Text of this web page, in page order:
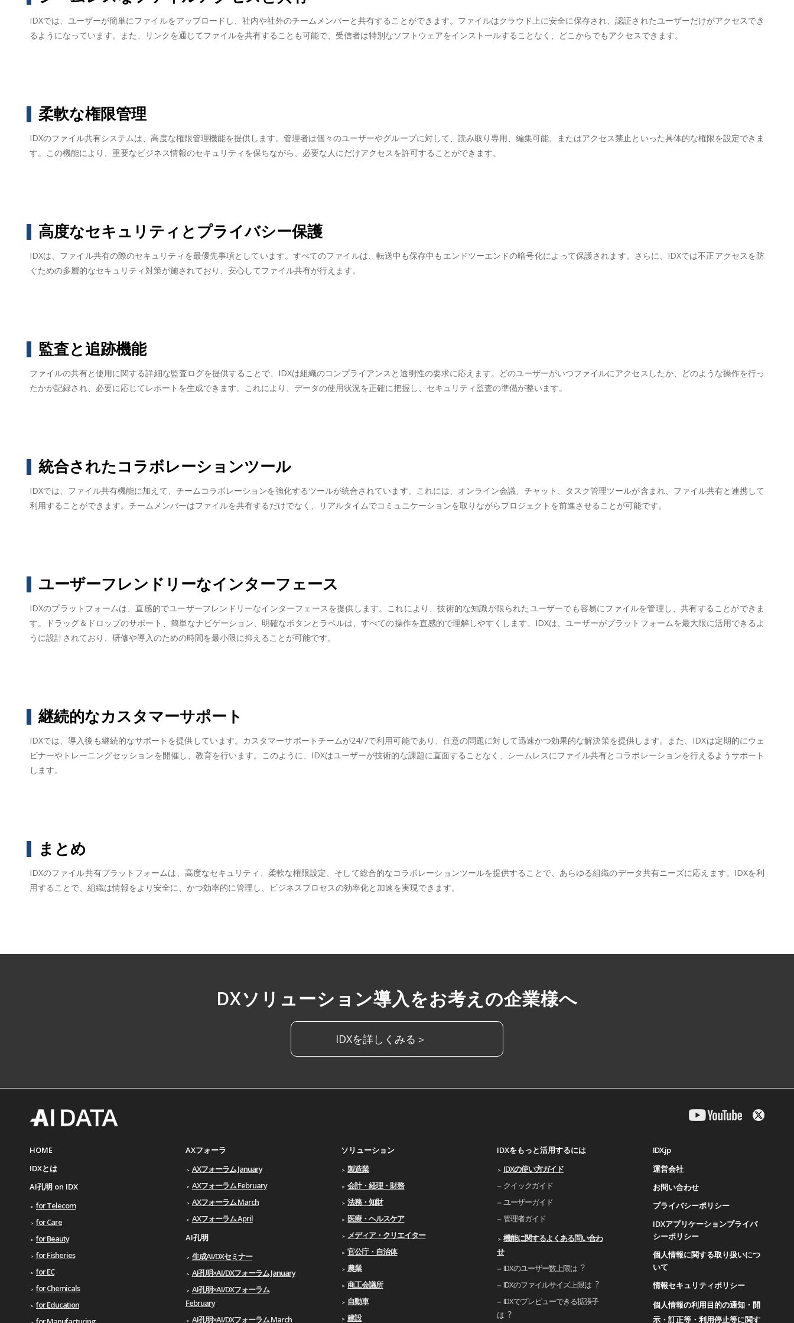
IDXでは、ユーザーが簡単にファイルをアップロードし、社内や社外のチームメンバーと共有することができます。ファイルはクラウド上に安全に保存され、認証されたユーザーだけがアクセスでき
るようになっています。また、リンクを通じてファイルを共有することも可能で、受信者は特別なソフトウェアをインストールすることなく、どこからでもアクセスできます。
柔軟な権限管理
IDXのファイル共有システムは、高度な権限管理機能を提供します。管理者は個々のユーザーやグループに対して、読み取り専用、編集可能、またはアクセス禁止といった具体的な権限を設定できま
す。この機能により、重要なビジネス情報のセキュリティを保ちながら、必要な人にだけアクセスを許可することができます。
高度なセキュリティとプライバシー保護
IDXは、ファイル共有の際のセキュリティを最優先事項としています。すべてのファイルは、転送中も保存中もエンドツーエンドの暗号化によって保護されます。さらに、IDXでは不正アクセスを防
ぐための多層的なセキュリティ対策が施されており、安心してファイル共有が行えます。
監査と追跡機能
ファイルの共有と使用に関する詳細な監査ログを提供することで、IDXは組織のコンプライアンスと透明性の要求に応えます。どのユーザーがいつファイルにアクセスしたか、どのような操作を行っ
たかが記録され、必要に応じてレポートを生成できます。これにより、データの使用状況を正確に把握し、セキュリティ監査の準備が整います。
統合されたコラボレーションツール
IDXでは、ファイル共有機能に加えて、チームコラボレーションを強化するツールが統合されています。これには、オンライン会議、チャット、タスク管理ツールが含まれ、ファイル共有と連携して
利用することができます。チームメンバーはファイルを共有するだけでなく、リアルタイムでコミュニケーションを取りながらプロジェクトを前進させることが可能です。
ユーザーフレンドリーなインターフェース
IDXのプラットフォームは、直感的でユーザーフレンドリーなインターフェースを提供します。これにより、技術的な知識が限られたユーザーでも容易にファイルを管理し、共有することができま
す。ドラッグ＆ドロップのサポート、簡単なナビゲーション、明確なボタンとラベルは、すべての操作を直感的で理解しやすくします。IDXは、ユーザーがプラットフォームを最大限に活用できるよ
うに設計されており、研修や導入のための時間を最小限に抑えることが可能です。
継続的なカスタマーサポート
IDXでは、導入後も継続的なサポートを提供しています。カスタマーサポートチームが24/7で利用可能であり、任意の問題に対して迅速かつ効果的な解決策を提供します。また、IDXは定期的にウェ
ビナーやトレーニングセッションを開催し、教育を行います。このように、IDXはユーザーが技術的な課題に直面することなく、シームレスにファイル共有とコラボレーションを行えるようサポート
します。
まとめ
IDXのファイル共有プラットフォームは、高度なセキュリティ、柔軟な権限設定、そして総合的なコラボレーションツールを提供することで、あらゆる組織のデータ共有ニーズに応えます。IDXを利
用することで、組織は情報をより安全に、かつ効率的に管理し、ビジネスプロセスの効率化と加速を実現できます。
DXソリューション導入をお考えの企業様へ
IDXを詳しくみる＞
HOME
IDXとは
AI孔明 on IDX
for Telecom
for Care
for Beauty
for Fisheries
for EC
for Chemicals
for Education
AXフォーラ
AXフォーラム January
AXフォーラム February
AXフォーラム March
AXフォーラム April
AI孔明
生成AI/DXセミナー
AI孔明×AI/DXフォーラム January
AI孔明×AI/DXフォーラム
February
AI孔明×AI/DXフォーラム March
ソリューション
製造業
会計・経理・財務
法務・知財
医療・ヘルスケア
メディア・クリエイター
官公庁・自治体
農業
商工会議所
自動車
建設
IDXをもっと活用するには
IDXの使い⽅ガイド
クイックガイド
ユーザーガイド
管理者ガイド
機能に関するよくある問い合わ
せ
IDXのユーザー数上限は︖
IDXのファイルサイズ上限は︖
IDXでプレビューできる拡張⼦
は︖
IDX.jp
運営会社
お問い合わせ
プライバシーポリシー
IDXアプリケーションプライバ
シーポリシー
個人情報に関する取り扱いにつ
いて
情報セキュリティポリシー
個人情報の利用目的の通知・開
示・訂正等・利用停止等に関す